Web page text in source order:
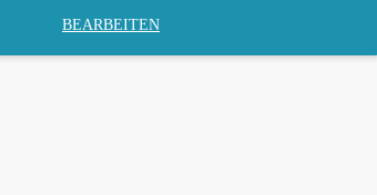
BEARBEITEN